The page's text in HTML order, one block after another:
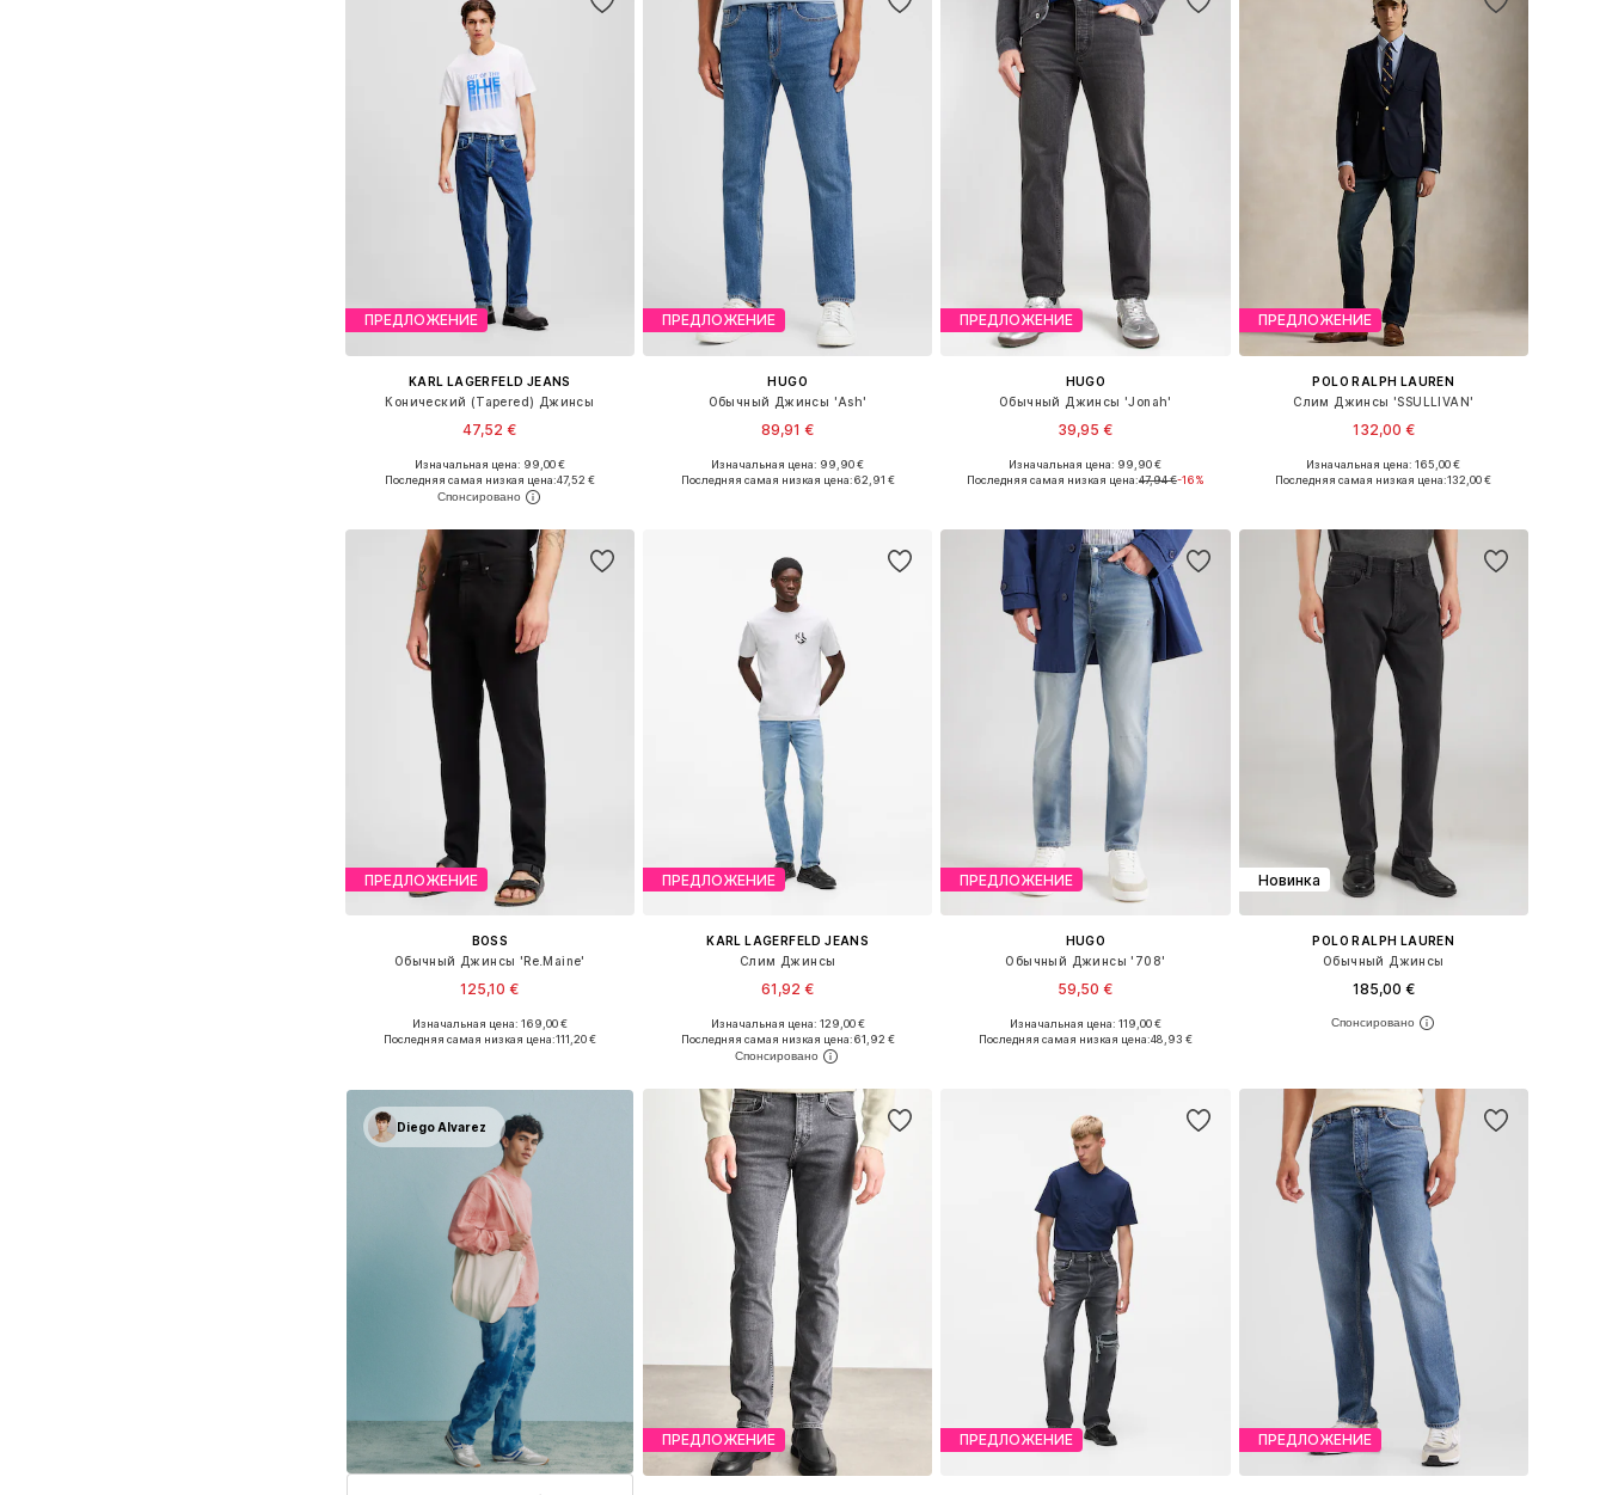
ПРЕДЛОЖЕНИЕ
KARL LAGERFELD JEANS
Конический (Tapered) Джинсы
47,52 €
Доступно множество размеров
Добавить в корзину
Изначальная цена: 99,00 €
Последняя самая низкая цена:47,52 €
ПРЕДЛОЖЕНИЕ
HUGO
Обычный Джинсы 'Ash'
89,91 €
Доступно множество размеров
Изначальная цена: 99,90 €
Последняя самая низкая цена:62,91 €
ПРЕДЛОЖЕНИЕ
HUGO
Обычный Джинсы 'Jonah'
39,95 €
Изначальная цена: 99,90 €
Последняя самая низкая цена:47,94 €-16%
ПРЕДЛОЖЕНИЕ
POLO RALPH LAUREN
Слим Джинсы 'SSULLIVAN'
132,00 €
Доступно множество размеров
Изначальная цена: 165,00 €
Последняя самая низкая цена:132,00 €
ПРЕДЛОЖЕНИЕ
BOSS
Обычный Джинсы 'Re.Maine'
125,10 €
Доступно множество размеров
Изначальная цена: 169,00 €
Последняя самая низкая цена:111,20 €
ПРЕДЛОЖЕНИЕ
KARL LAGERFELD JEANS
Слим Джинсы
61,92 €
Доступно множество размеров
Добавить в корзину
Изначальная цена: 129,00 €
Последняя самая низкая цена:61,92 €
ПРЕДЛОЖЕНИЕ
HUGO
Обычный Джинсы '708'
59,50 €
Изначальная цена: 119,00 €
Последняя самая низкая цена:48,93 €
Новинка
POLO RALPH LAUREN
Обычный Джинсы
185,00 €
Доступно множество размеров
Diego Alvarez
ПРЕДЛОЖЕНИЕ ПРЕДЛОЖЕНИЕ ПРЕДЛОЖЕНИЕ